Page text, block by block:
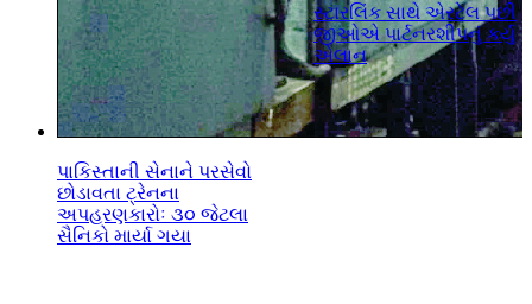
પાકિસ્તાની સેનાને પરસેવો
છોડાવતા ટ્રેનના
અપહરણકારોઃ ૩૦ જેટલા
સૈનિકો માર્યા ગયા
સ્ટારલિંક સાથે એરટેલ પછી
જીઓએ પાર્ટનરશીપનું કર્યુ
એલાન